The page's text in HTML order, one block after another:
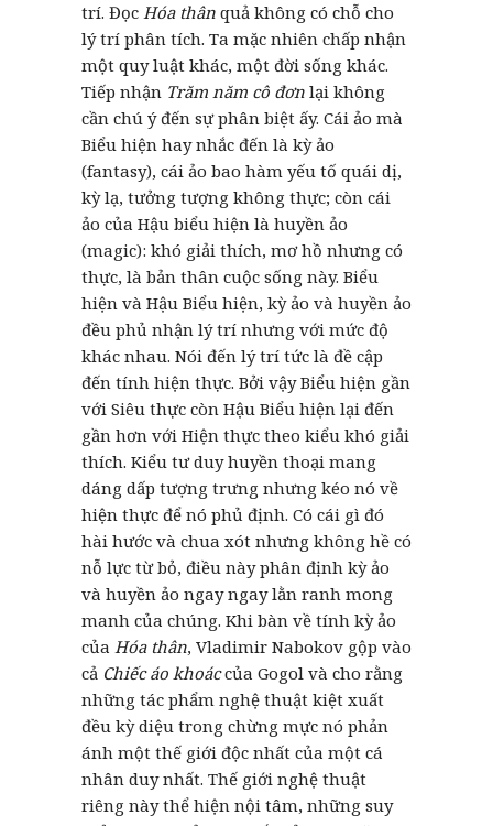
trí. Đọc Hóa thân quả không có chỗ cho
lý trí phân tích. Ta mặc nhiên chấp nhận
một quy luật khác, một đời sống khác.
Tiếp nhận Trăm năm cô đơn lại không
cần chú ý đến sự phân biệt ấy. Cái ảo mà
Biểu hiện hay nhắc đến là kỳ ảo
(fantasy), cái ảo bao hàm yếu tố quái dị,
kỳ lạ, tưởng tượng không thực; còn cái
ảo của Hậu biểu hiện là huyền ảo
(magic): khó giải thích, mơ hồ nhưng có
thực, là bản thân cuộc sống này. Biểu
hiện và Hậu Biểu hiện, kỳ ảo và huyền ảo
đều phủ nhận lý trí nhưng với mức độ
khác nhau. Nói đến lý trí tức là đề cập
đến tính hiện thực. Bởi vậy Biểu hiện gần
với Siêu thực còn Hậu Biểu hiện lại đến
gần hơn với Hiện thực theo kiểu khó giải
thích. Kiểu tư duy huyền thoại mang
dáng dấp tượng trưng nhưng kéo nó về
hiện thực để nó phủ định. Có cái gì đó
hài hước và chua xót nhưng không hề có
nỗ lực từ bỏ, điều này phân định kỳ ảo
và huyền ảo ngay ngay lằn ranh mong
manh của chúng. Khi bàn về tính kỳ ảo
của Hóa thân, Vladimir Nabokov gộp vào
cả Chiếc áo khoáccủa Gogol và cho rằng
những tác phẩm nghệ thuật kiệt xuất
đều kỳ diệu trong chừng mực nó phản
ánh một thế giới độc nhất của một cá
nhân duy nhất. Thế giới nghệ thuật
riêng này thể hiện nội tâm, những suy